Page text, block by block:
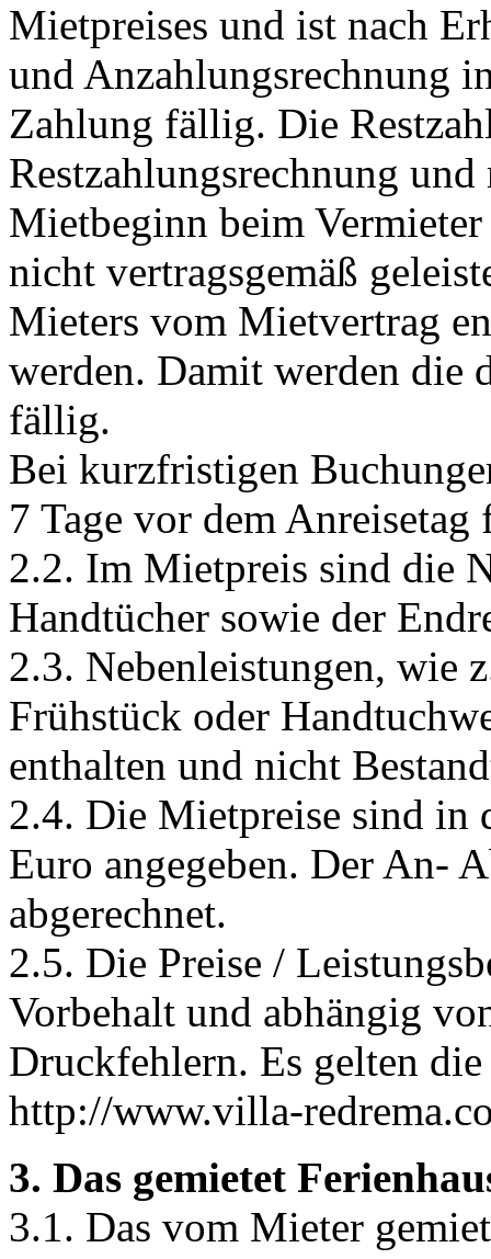
Mietpreises und ist nach
und Anzahlungsrechnung
Zahlung fällig. Die
Restzahlungsrechnung
Mietbeginn beim
nicht vertragsgemäß
Mieters vom Mietvertrag
werden. Damit werden die
fällig.
Bei kurzfristigen
7 Tage vor dem
2.2. Im Mietpreis sind die
Handtücher sowie der
2.3. Nebenleistungen, wie
Frühstück oder
enthalten und nicht
2.4. Die Mietpreise sind in
Euro angegeben. Der An-
abgerechnet.
2.5. Die Preise /
Vorbehalt und abhängig
Druckfehlern. Es gelten
http://www.villa-
3. Das gemietet
3.1. Das vom Mieter